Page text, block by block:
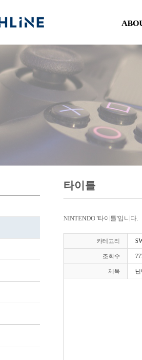
행
제휴 및
타이틀
NINTENDO '타이틀'입니다.
카테고리
조회수
제목